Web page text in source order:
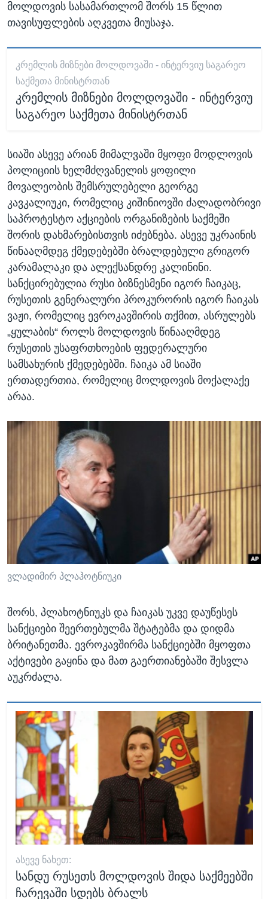
მოლდოვის სასამართლომ შორს 15 წლით
თავისუფლების აღკვეთა მიუსაჯა.
ᲙᲠᲔᲛᲚᲘᲡ ᲛᲘᲖᲜᲔᲑᲘ ᲛᲝᲚᲓᲝᲕᲐᲨᲘ - ᲘᲜᲢᲔᲠᲕᲘᲣ ᲡᲐᲒᲐᲠᲔᲝ
ᲡᲐᲥᲛᲔᲗᲐ ᲛᲘᲜᲘᲡᲢᲠᲗᲐᲜ
კრემლის მიზნები მოლდოვაში - ინტერვიუ
საგარეო საქმეთა მინისტრთან
სიაში ასევე არიან მიმალვაში მყოფი მოდლოვის
პოლიციის ხელმძღვანელის ყოფილი
მოვალეობის შემსრულებელი გეორგე
კავკალიუკი, რომელიც კიშინიოვში ძალადობრივი
საპროტესტო აქციების ორგანიზების საქმეში
შორის დახმარებისთვის იძებნება. ასევე უკრაინის
წინააღმდეგ ქმედებებში ბრალდებული გრიგორ
კარამალაკი და ალექსანდრე კალინინი.
სანქცირებულია რუსი ბიზნესმენი იგორ ჩაიკაც,
რუსეთის გენერალური პროკურორის იგორ ჩაიკას
ვაჟი, რომელიც ევროკავშირის თქმით, ასრულებს
„ყულაბის“ როლს მოლდოვის წინააღმდეგ
რუსეთის უსაფრთხოების ფედერალური
სამსახურის ქმედებებში. ჩაიკა ამ სიაში
ერთადერთია, რომელიც მოლდოვის მოქალაქე
არაა.
ვლადიმირ პლაჰოტნიუკი
შორს, პლახოტნიუკს და ჩაიკას უკვე დაუწესეს
სანქციები შეერთებულმა შტატებმა და დიდმა
ბრიტანეთმა. ევროკავშირმა სანქციებში მყოფთა
აქტივები გაყინა და მათ გაერთიანებაში შესვლა
აუკრძალა.
ᲐᲡᲔᲕᲔ ᲜᲐᲮᲔᲗ:
სანდუ რუსეთს მოლდოვის შიდა საქმეებში
ჩარევაში სდებს ბრალს